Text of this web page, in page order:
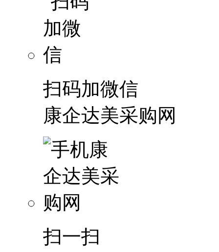
扫码加微信
康企达美采购网
扫一扫